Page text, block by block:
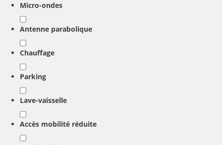
Micro-ondes
Antenne parabolique
Chauffage
Parking
Lave-vaisselle
Accès mobilité réduite